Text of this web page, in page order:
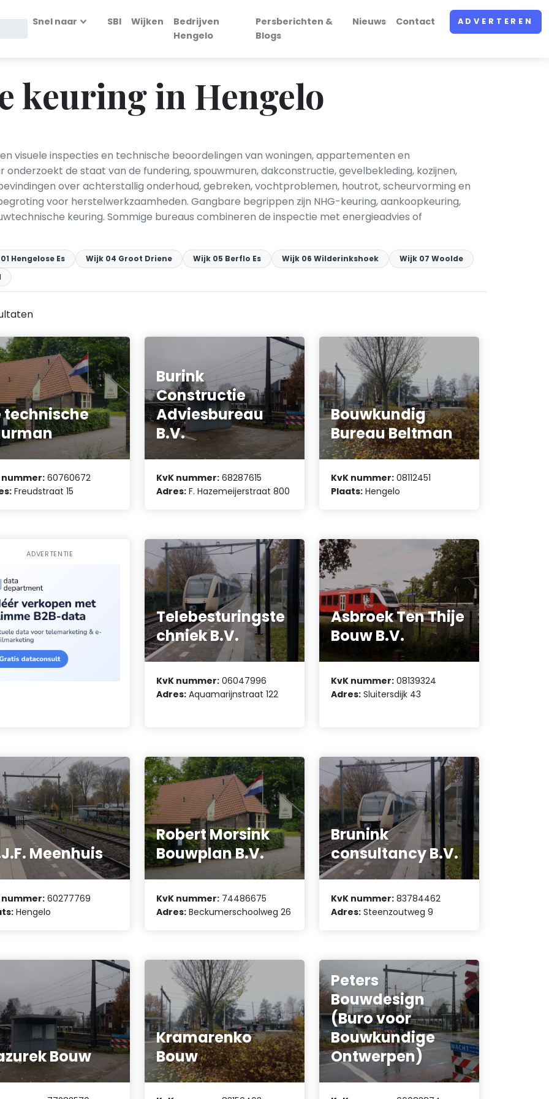
Snel naar SBI Wijken
Bedrijven
Hengelo
Persberichten &
Blogs
Nieuws Contact ADVERTEREN
keuring in Hengelo
visuele inspecties en technische beoordelingen van woningen, appartementen en
onderzoekt de staat van de fundering, spouwmuren, dakconstructie, gevelbekleding, kozijnen,
over achterstallig onderhoud, gebreken, vochtproblemen, houtrot, scheurvorming en
voor herstelwerkzaamheden. Gangbare begrippen zijn NHG-keuring, aankoopkeuring,
keuring. Sommige bureaus combineren de inspectie met energieadvies of
Hengelose Es Wijk 04 Groot Driene Wijk 05 Berflo Es Wijk 06 Wilderinkshoek
Wijk 07 Woolde
technische
nummer: 60760672
Freudstraat 15
Burink
Constructie
Adviesbureau
B.V.
KvK nummer: 68287615
Adres: F. Hazemeijerstraat 800
Bouwkundig
Bureau Beltman
KvK nummer: 08112451
Plaats: Hengelo
ADVERTENTIE
Telebesturingste
chniek B.V.
KvK nummer: 06047996
Adres: Aquamarijnstraat 122
Asbroek Ten Thije
Bouw B.V.
KvK nummer: 08139324
Adres: Sluitersdijk 43
Meenhuis
nummer: 60277769
Hengelo
Robert Morsink
Bouwplan B.V.
KvK nummer: 74486675
Adres: Beckumerschoolweg 26
Brunink
consultancy B.V.
KvK nummer: 83784462
Adres: Steenzoutweg 9
Bouw
Kramarenko
Bouw
Peters
Bouwdesign
(Buro voor
Bouwkundige
Ontwerpen)